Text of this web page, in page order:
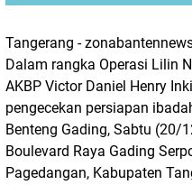
Tangerang -
Dalam rangka Operasi Lilin
AKBP Victor Daniel Henry
pengecekan persiapan
Benteng Gading, Sabtu (20/
Boulevard Raya Gading
Pagedangan, Kabupaten